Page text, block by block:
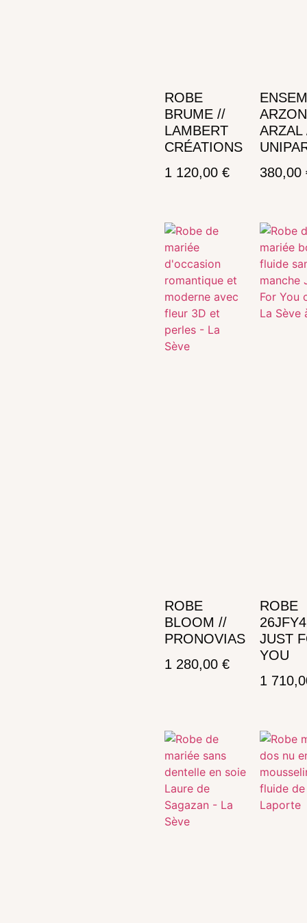
ROBE
BRUME //
LAMBERT
CRÉATIONS
1 120,00 €
ARZAL
380,00
ROBE
BLOOM //
PRONOVIAS
1 280,00 €
ROBE
JUST
YOU
1